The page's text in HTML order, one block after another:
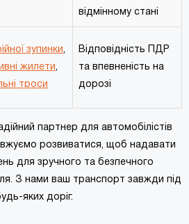
відмінному стані
зупинки,
жилети,
троси
Відповідність ПДР
та впевненість на
дорозі
партнер для автомобілістів
розвиватися, щоб надавати
для зручного та безпечного
З нами ваш транспорт завжди під
яких доріг.